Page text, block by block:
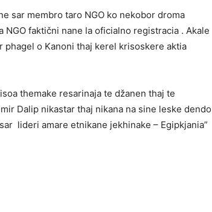
sar membro taro NGO ko nekobor droma
faktični nane la oficialno registracia . Akale
phagel o Kanoni thaj kerel krisoskere aktia
themake resarinaja te džanen thaj te
Dalip nikastar thaj nikana na sine leske dendo
lideri amare etnikane jekhinake – Egipkjania”